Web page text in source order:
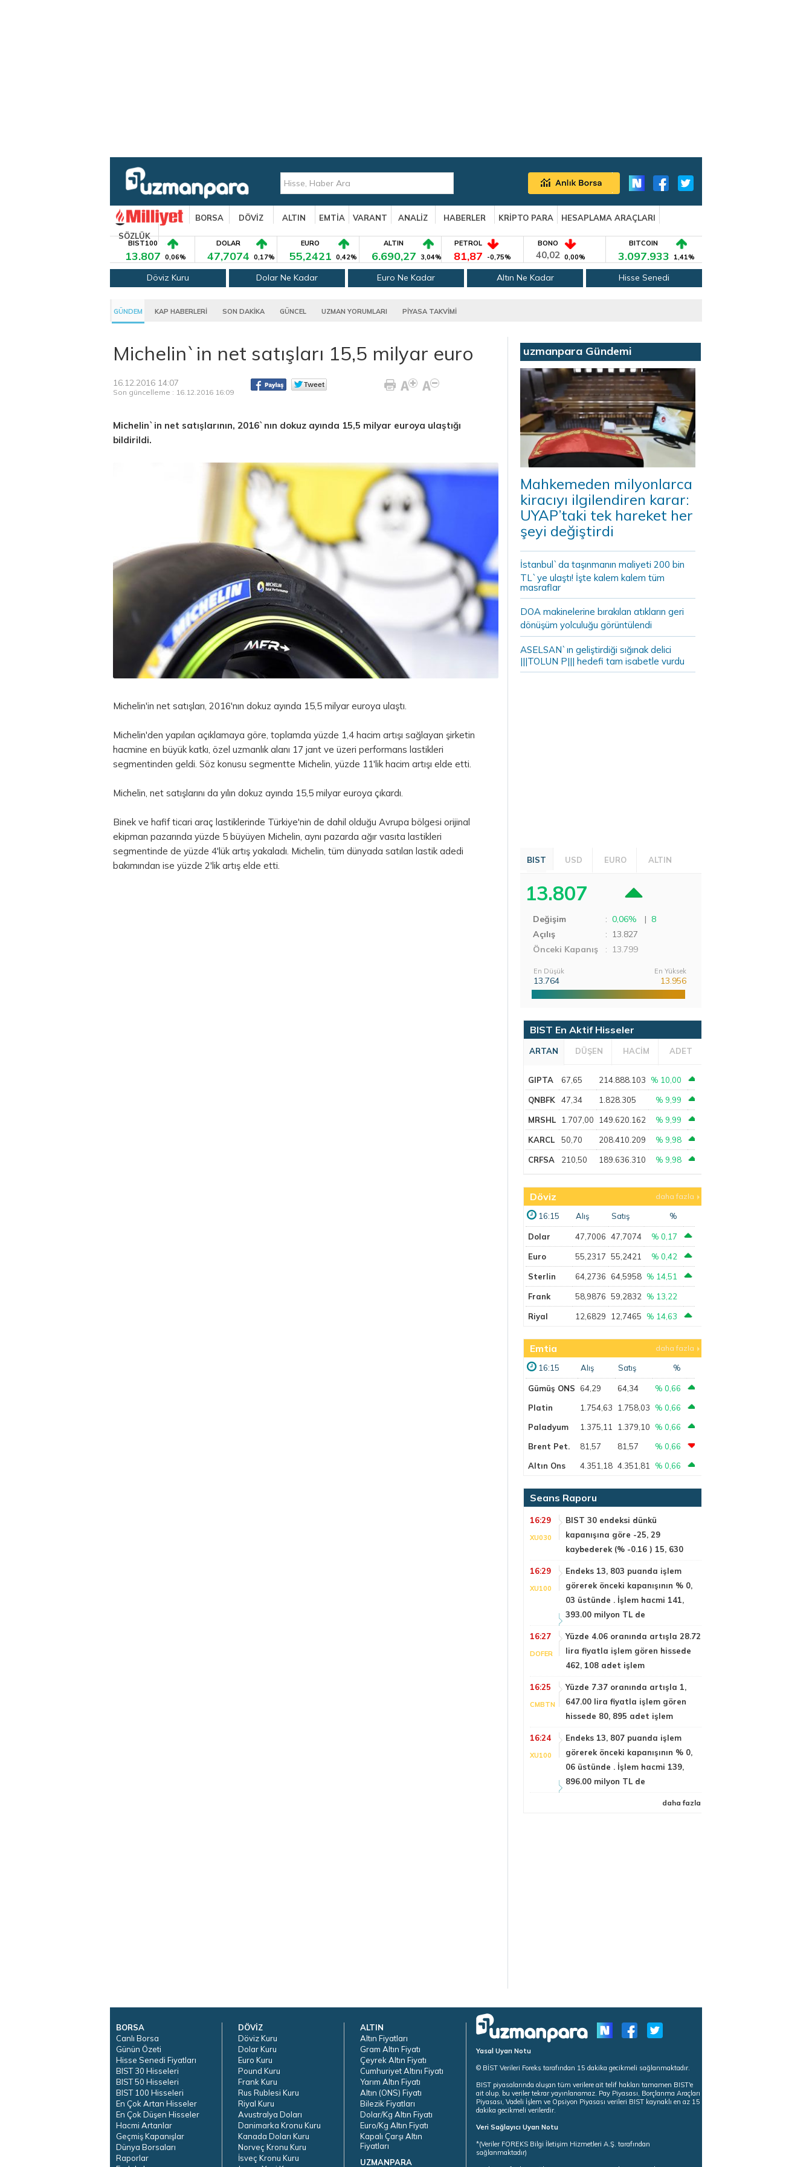
BORSA DÖVİZ ALTIN EMTİA VARANT ANALİZ HABERLER KRİPTO PARA
HESAPLAMA ARAÇLARI
SÖZLÜK
BIST100
13.807 0,06%
DOLAR
47,7074 0,17%
EURO
55,2421 0,42%
ALTIN
6.690,27 3,04%
PETROL
81,87 -0,75%
BONO
40,02 0,00%
BITCOIN
3.097.933 1,41%
Döviz Kuru Dolar Ne Kadar Euro Ne Kadar Altın Ne Kadar Hisse Senedi
GÜNDEM KAP HABERLERİ SON DAKİKA GÜNCEL UZMAN YORUMLARI PİYASA TAKVİMİ
Michelin`in net satışları 15,5 milyar euro
16.12.2016 14:07
Son güncelleme : 16.12.2016 16:09
Michelin`in net satışlarının, 2016`nın dokuz ayında 15,5 milyar euroya ulaştığı
bildirildi.
Michelin'in net satışları, 2016'nın dokuz ayında 15,5 milyar euroya ulaştı.
Michelin'den yapılan açıklamaya göre, toplamda yüzde 1,4 hacim artışı sağlayan şirketin
hacmine en büyük katkı, özel uzmanlık alanı 17 jant ve üzeri performans lastikleri
segmentinden geldi. Söz konusu segmentte Michelin, yüzde 11'lik hacim artışı elde etti.
Michelin, net satışlarını da yılın dokuz ayında 15,5 milyar euroya çıkardı.
Binek ve hafif ticari araç lastiklerinde Türkiye'nin de dahil olduğu Avrupa bölgesi orijinal
ekipman pazarında yüzde 5 büyüyen Michelin, aynı pazarda ağır vasıta lastikleri
segmentinde de yüzde 4'lük artış yakaladı. Michelin, tüm dünyada satılan lastik adedi
bakımından ise yüzde 2'lik artış elde etti.
uzmanpara Gündemi
Mahkemeden milyonlarca
kiracıyı ilgilendiren karar:
UYAP’taki tek hareket her
şeyi değiştirdi
İstanbul`da taşınmanın maliyeti 200 bin
TL`ye ulaştı! İşte kalem kalem tüm
masraflar
DOA makinelerine bırakılan atıkların geri
dönüşüm yolculuğu görüntülendi
ASELSAN`ın geliştirdiği sığınak delici
|||TOLUN P||| hedefi tam isabetle vurdu
BIST USD EURO ALTIN
13.807
Değişim : 0,06% | 8
Açılış
: 13.827
Önceki Kapanış
: 13.799
En Düşük
13.764
En Yüksek
13.956
BIST En Aktif Hisseler
ARTAN DÜŞEN HACİM ADET
GIPTA 67,65 214.888.103 % 10,00
QNBFK 47,34 1.828.305 % 9,99
MRSHL 1.707,00 149.620.162 % 9,99
KARCL 50,70 208.410.209 % 9,98
CRFSA 210,50 189.636.310 % 9,98
Döviz daha fazla
16:15 Alış Satış %
Dolar 47,7006 47,7074 % 0,17
Euro 55,2317 55,2421 % 0,42
Sterlin 64,2736 64,5958 % 14,51
Frank 58,9876 59,2832 % 13,22
Riyal 12,6829 12,7465 % 14,63
Emtia daha fazla
16:15 Alış Satış %
Gümüş ONS 64,29 64,34
% 0,66
Platin
1.754,63 1.758,03
% 0,66
Paladyum
1.375,11 1.379,10
% 0,66
Brent Pet.
81,57 81,57
% 0,66
Altın Ons
4.351,18 4.351,81 % 0,66
Seans Raporu
16:29
XU030
BIST 30 endeksi dünkü
kapanışına göre -25, 29
kaybederek (% -0.16 ) 15, 630
16:29
XU100
Endeks 13, 803 puanda işlem
görerek önceki kapanışının % 0,
03 üstünde . İşlem hacmi 141,
393.00 milyon TL de
16:27
DOFER
Yüzde 4.06 oranında artışla 28.72
lira fiyatla işlem gören hissede
462, 108 adet işlem
16:25
CMBTN
Yüzde 7.37 oranında artışla 1,
647.00 lira fiyatla işlem gören
hissede 80, 895 adet işlem
16:24
XU100
Endeks 13, 807 puanda işlem
görerek önceki kapanışının % 0,
06 üstünde . İşlem hacmi 139,
896.00 milyon TL de
daha fazla
BORSA
Canlı Borsa
Günün Özeti
Hisse Senedi Fiyatları
BIST 30 Hisseleri
BIST 50 Hisseleri
BIST 100 Hisseleri
En Çok Artan Hisseler
En Çok Düşen Hisseler
Hacmi Artanlar
Geçmiş Kapanışlar
Dünya Borsaları
Raporlar
DÖVİZ
Döviz Kuru
Dolar Kuru
Euro Kuru
Pound Kuru
Frank Kuru
Rus Rublesi Kuru
Riyal Kuru
Avustralya Doları
Danimarka Kronu Kuru
Kanada Doları Kuru
Norveç Kronu Kuru
İsveç Kronu Kuru
ALTIN
Altın Fiyatları
Gram Altın Fiyatı
Çeyrek Altın Fiyatı
Cumhuriyet Altını Fiyatı
Yarım Altın Fiyatı
Altın (ONS) Fiyatı
Bilezik Fiyatları
Dolar/Kg Altın Fiyatı
Euro/Kg Altın Fiyatı
Kapalı Çarşı Altın
Fiyatları
UZMANPARA
Yasal Uyarı Notu
© BİST Verileri Foreks tarafından 15 dakika gecikmeli sağlanmaktadır.
BIST piyasalarında oluşan tüm verilere ait telif hakları tamamen BIST'e
ait olup, bu veriler tekrar yayınlanamaz. Pay Piyasası, Borçlanma Araçları
Piyasası, Vadeli İşlem ve Opsiyon Piyasası verileri BIST kaynaklı en az 15
dakika gecikmeli verilerdir.
Veri Sağlayıcı Uyarı Notu
*(Veriler FOREKS Bilgi İletişim Hizmetleri A.Ş. tarafından
sağlanmaktadır)